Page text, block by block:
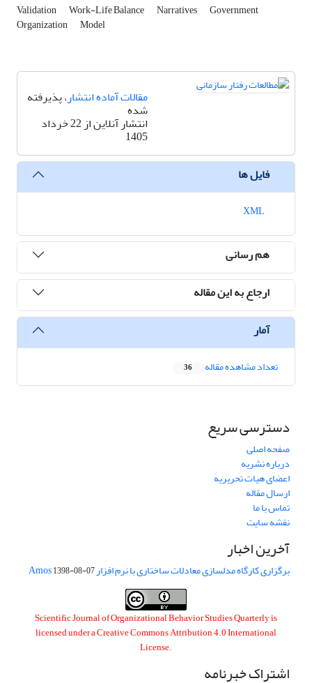
Validation Work-Life Balance Narratives Government
Organization Model
مقالات آماده انتشار، پذیرفته
شده
انتشار آنلاین از 22 خرداد
1405
فایل ها
هم رسانی
ارجاع به این مقاله
آمار
تعداد مشاهده مقاله 36
دسترسی سریع
صفحه اصلی
درباره نشریه
اعضای هیات تحریریه
ارسال مقاله
تماس با ما
نقشه سایت
آخرین اخبار
برگزاری کارگاه مدلسازی معادلات ساختاری با نرم افزار Amos1398-08-07
Scientific Journal of Organizational Behavior Studies Quarterly is
licensed under aCreative Commons Attribution 4.0 International
License.
اشتراک خبرنامه